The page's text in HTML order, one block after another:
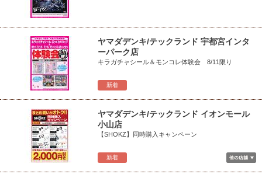
新着
ヤマダデンキ/テックランド 宇都宮インタ
ーパーク店
キラガチャシール＆モンコレ体験会 8/11限り
新着
ヤマダデンキ/テックランド イオンモール
小山店
【SHOKZ】同時購入キャンペーン